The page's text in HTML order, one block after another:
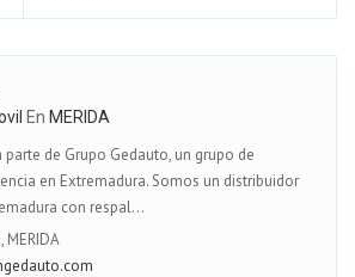
En MERIDA
parte de Grupo Gedauto, un grupo de
en Extremadura. Somos un distribuidor
con respal...
, MERIDA